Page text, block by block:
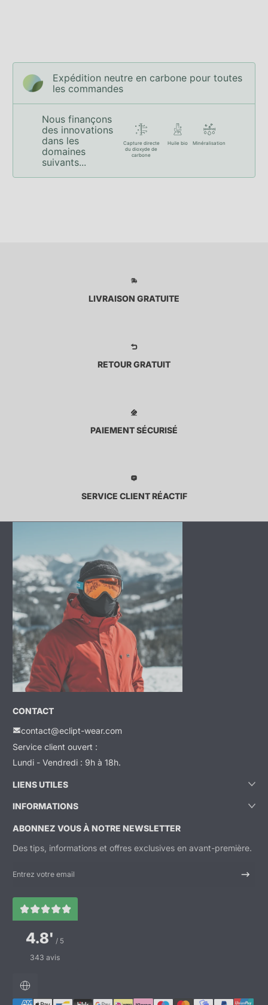
Expédition neutre en carbone pour toutes
les commandes
Nous finançons
des innovations
dans les
domaines
suivants...
Capture directe
du dioxyde de
carbone
Huile bio Minéralisation
LIVRAISON GRATUITE
RETOUR GRATUIT
PAIEMENT SÉCURISÉ
SERVICE CLIENT RÉACTIF
CONTACT
contact@eclipt-wear.com
Service client ouvert :
Lundi - Vendredi : 9h à 18h.
LIENS UTILES
INFORMATIONS
ABONNEZ VOUS À NOTRE NEWSLETTER
Des tips, informations et offres exclusives en avant-première.
Entrez votre email
4.8' / 5
343 avis
Localisation
Méthodes de paiement